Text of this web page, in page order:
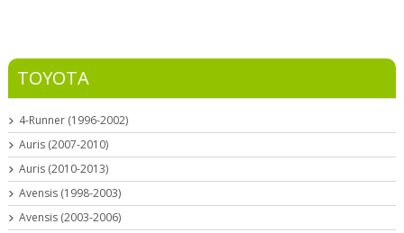
TOYOTA
4-Runner (1996-2002)
Auris (2007-2010)
Auris (2010-2013)
Avensis (1998-2003)
Avensis (2003-2006)